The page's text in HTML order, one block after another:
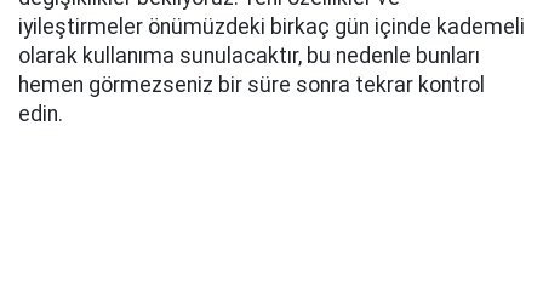
iyileştirmeler önümüzdeki birkaç gün içinde kademeli
olarak kullanıma sunulacaktır, bu nedenle bunları
hemen görmezseniz bir süre sonra tekrar kontrol
edin.